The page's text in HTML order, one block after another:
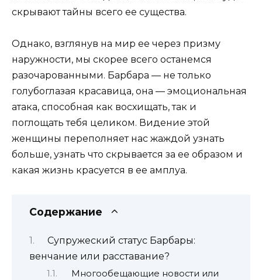
скрывают тайны всего ее существа.
Однако, взглянув на мир ее через призму
наружности, мы скорее всего останемся
разочарованными. Барбара — не только
голубоглазая красавица, она — эмоциональная
атака, способная как восхищать, так и
поглощать тебя целиком. Видение этой
женщины переполняет нас жаждой узнать
больше, узнать что скрывается за ее образом и
какая жизнь красуется в ее амплуа.
Содержание
Супружеский статус Барбары:
венчание или расставание?
Многообещающие новости или